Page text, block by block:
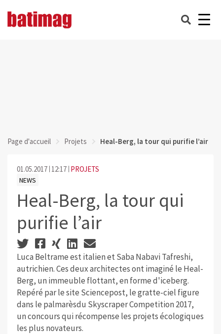
Page d'accueil Projets Heal-Berg, la tour qui purifie l’air
01.05.2017 12:17 PROJETS
NEWS
Heal-Berg, la tour qui
purifie l’air
Luca Beltrame est italien et Saba Nabavi Tafreshi,
autrichien. Ces deux architectes ont imaginé le Heal-
Berg, un immeuble flottant, en forme d'iceberg.
Repéré par le site Sciencepost, le gratte-ciel figure
dans le palmarèsdu Skyscraper Competition 2017,
un concours qui récompense les projets écologiques
les plus novateurs.